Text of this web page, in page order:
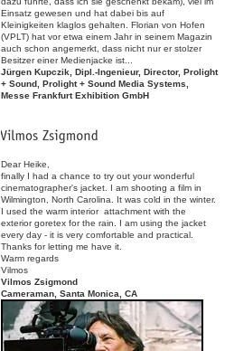
Einsatz gewesen und hat dabei bis auf
Kleinigkeiten klaglos gehalten. Florian von Hofen
(VPLT) hat vor etwa einem Jahr in seinem Magazin
auch schon angemerkt, dass nicht nur er stolzer
Besitzer einer Medienjacke ist...
Jürgen Kupczik, Dipl.-Ingenieur, Director, Prolight
+ Sound, Prolight + Sound Media Systems,
Messe Frankfurt Exhibition GmbH
Dear Heike,
finally I had a chance to try out your wonderful
cinematographer's jacket. I am shooting a film in
Wilmington, North Carolina. It was cold in the winter.
I used the warm interior attachment with the
exterior goretex for the rain. I am using the jacket
every day - it is very comfortable and practical.
Thanks for letting me have it.
Warm regards
Vilmos
Vilmos Zsigmond
Cameraman, Santa Monica, CA